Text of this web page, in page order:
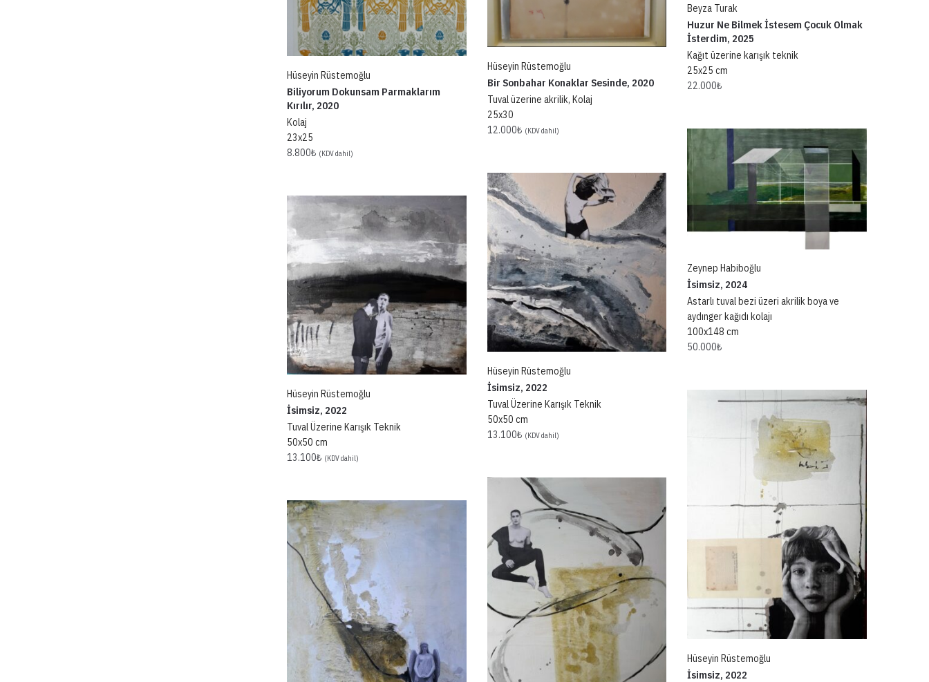
Hüseyin Rüstemoğlu
Biliyorum Dokunsam Parmaklarım
Kırılır, 2020
Kolaj
23x25
8.800₺ (KDV dahil)
Hüseyin Rüstemoğlu
Bir Sonbahar Konaklar Sesinde, 2020
Tuval üzerine akrilik, Kolaj
25x30
12.000₺ (KDV dahil)
Beyza Turak
Huzur Ne Bilmek İstesem Çocuk Olmak
İsterdim, 2025
Kağıt üzerine karışık teknik
25x25 cm
22.000₺
Zeynep Habiboğlu
İsimsiz, 2024
Astarlı tuval bezi üzeri akrilik boya ve
aydınger kağıdı kolajı
100x148 cm
50.000₺
Hüseyin Rüstemoğlu
İsimsiz, 2022
Tuval Üzerine Karışık Teknik
50x50 cm
13.100₺ (KDV dahil)
Hüseyin Rüstemoğlu
İsimsiz, 2022
Tuval Üzerine Karışık Teknik
50x50 cm
13.100₺ (KDV dahil)
Hüseyin Rüstemoğlu
İsimsiz, 2022